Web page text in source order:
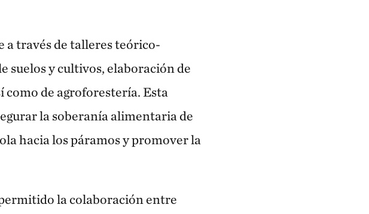
a través de talleres teórico-
suelos y cultivos, elaboración de
de agroforestería. Esta
la soberanía alimentaria de
hacia los páramos y promover la
la colaboración entre